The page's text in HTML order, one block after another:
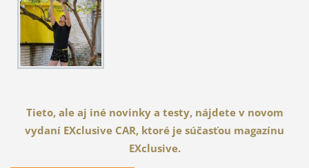
Tieto, ale aj iné novinky a testy, nájdete v novom
vydaní EXclusive CAR, ktoré je súčasťou magazínu
EXclusive.